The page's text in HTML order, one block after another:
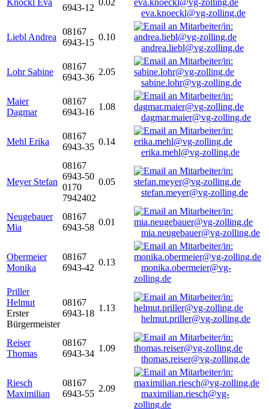
Knöckl Eva
6943-12
0.02
eva.knoeckl@vg-zolling.de
Liebl Andrea
08167
6943-15
0.10
andrea.liebl@vg-zolling.de
Lohr Sabine
08167
6943-36
2.05
sabine.lohr@vg-zolling.de
Maier
Dagmar
08167
6943-16
1.08
dagmar.maier@vg-zolling.de
Mehl Erika
08167
6943-35
0.14
erika.mehl@vg-zolling.de
Meyer Stefan
08167
6943-50
0170
7942402
0.05
stefan.meyer@vg-zolling.de
Neugebauer
Mia
08167
6943-58
0.01
mia.neugebauer@vg-zolling.de
Obermeier
Monika
08167
6943-42
0.13
monika.obermeier@vg-
zolling.de
Priller
Helmut
Erster
Bürgermeister
08167
6943-18
1.13
helmut.priller@vg-zolling.de
Reiser
Thomas
08167
6943-34
1.09
thomas.reiser@vg-zolling.de
Riesch
Maximilian
08167
6943-55
2.09
maximilian.riesch@vg-
zolling.de